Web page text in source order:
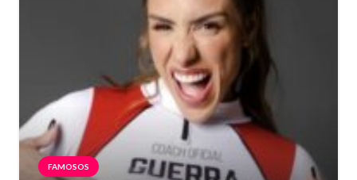
FAMOSOS